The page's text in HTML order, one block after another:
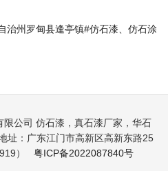
治州罗甸县逢亭镇#仿石漆、仿石涂
公司 仿石漆，真石漆厂家，华石
址：广东江门市高新区高新东路25
） 粤ICP备2022087840号